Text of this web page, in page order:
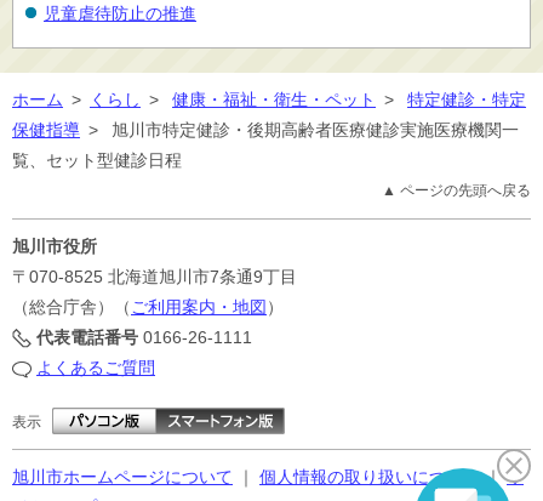
児童虐待防止の推進
ホーム > くらし > 健康・福祉・衛生・ペット >
特定健診・特定
保健指導 >
旭川市特定健診・後期高齢者医療健診実施医療機関一
覧、セット型健診日程
▲ ページの先頭へ戻る
旭川市役所
〒070-8525 北海道旭川市7条通9丁目
（総合庁舎）（ ご利用案内・地図 ）
代表電話番号 0166-26-1111
よくあるご質問
表示
旭川市ホームページについて ｜ 個人情報の取り扱いについて｜サ